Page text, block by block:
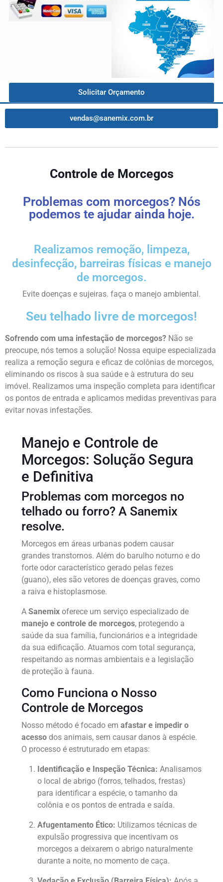
Solicitar Orçamento
vendas@sanemix.com.br
Controle de Morcegos
Problemas com morcegos? Nós
podemos te ajudar ainda hoje.
Realizamos remoção, limpeza,
desinfecção, barreiras físicas e manejo
de morcegos.
Evite doenças e sujeiras. faça o manejo ambiental.
Seu telhado livre de morcegos!
Sofrendo com uma infestação de morcegos? Não se
preocupe, nós temos a solução! Nossa equipe especializada
realiza a remoção segura e eficaz de colônias de morcegos,
eliminando os riscos à sua saúde e à estrutura do seu
imóvel. Realizamos uma inspeção completa para identificar
os pontos de entrada e aplicamos medidas preventivas para
evitar novas infestações.
Manejo e Controle de
Morcegos: Solução Segura
e Definitiva
Problemas com morcegos no
telhado ou forro? A Sanemix
resolve.
Morcegos em áreas urbanas podem causar
grandes transtornos. Além do barulho noturno e do
forte odor característico gerado pelas fezes
(guano), eles são vetores de doenças graves, como
a raiva e histoplasmose.
A Sanemix oferece um serviço especializado de
manejo e controle de morcegos, protegendo a
saúde da sua família, funcionários e a integridade
da sua edificação. Atuamos com total segurança,
respeitando as normas ambientais e a legislação
de proteção à fauna.
Como Funciona o Nosso
Controle de Morcegos
Nosso método é focado em afastar e impedir o
acesso dos animais, sem causar danos à espécie.
O processo é estruturado em etapas:
Identificação e Inspeção Técnica: Analisamos
o local de abrigo (forros, telhados, frestas)
para identificar a espécie, o tamanho da
colônia e os pontos de entrada e saída.
Afugentamento Ético: Utilizamos técnicas de
expulsão progressiva que incentivam os
morcegos a deixarem o abrigo naturalmente
durante a noite, no momento de caça.